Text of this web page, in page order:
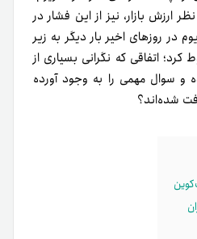
ارزش بازار، نیز از این فشار در
در روزهای اخیر بار دیگر به زیر
سقوط کرد؛ اتفاقی که نگرانی بسیاری از
و سوال مهمی را به وجود آورده
شده‌اند؟